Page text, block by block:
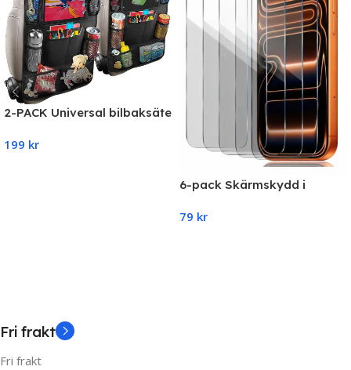
2-PACK Universal bilbaksäte
hållare
199 kr
6-pack Skärmskydd i
Max (Heltäckande &
79 kr
Fri frakt
Fri frakt